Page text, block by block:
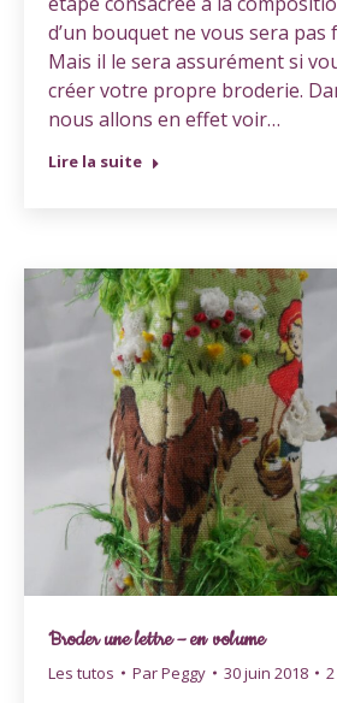
d’un bouquet ne vous sera pas
Mais il le sera assurément si
créer votre propre broderie.
nous allons en effet voir…
Lire la suite
Broder une lettre – en volume
Les tutos ParPeggy 30 juin 2018